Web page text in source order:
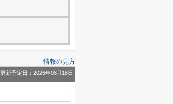
情報の見方
新予定日：2026年08月18日